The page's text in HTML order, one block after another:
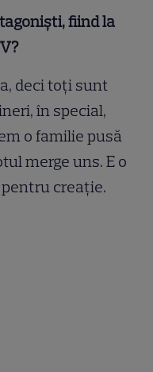
fiind la
deci toți sunt
în special,
o familie pusă
merge uns. E o
creație.